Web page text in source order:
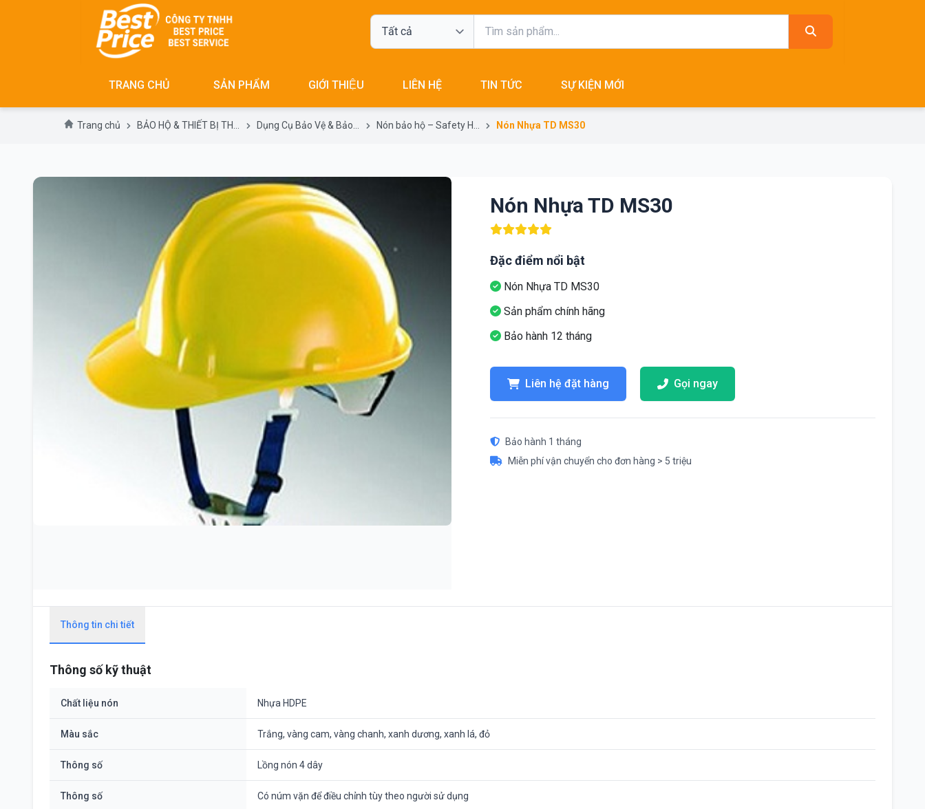
TRANG CHỦ SẢN PHẨM GIỚI THIỆU LIÊN HỆ TIN TỨC SỰ KIỆN MỚI
Trang chủ Nón Nhựa TD MS30
Nón Nhựa TD MS30
Đặc điểm nổi bật
Nón Nhựa TD MS30
Sản phẩm chính hãng
Bảo hành 12 tháng
Liên hệ đặt hàng Gọi ngay
Bảo hành 1 tháng
Miễn phí vận chuyển cho đơn hàng > 5 triệu
Thông tin chi tiết
Thông số kỹ thuật
Chất liệu nón Nhựa HDPE
Màu sắc Trắng, vàng cam, vàng chanh, xanh dương, xanh lá, đỏ
Thông số Lồng nón 4 dây
Thông số Có núm vặn để điều chỉnh tùy theo người sử dụng